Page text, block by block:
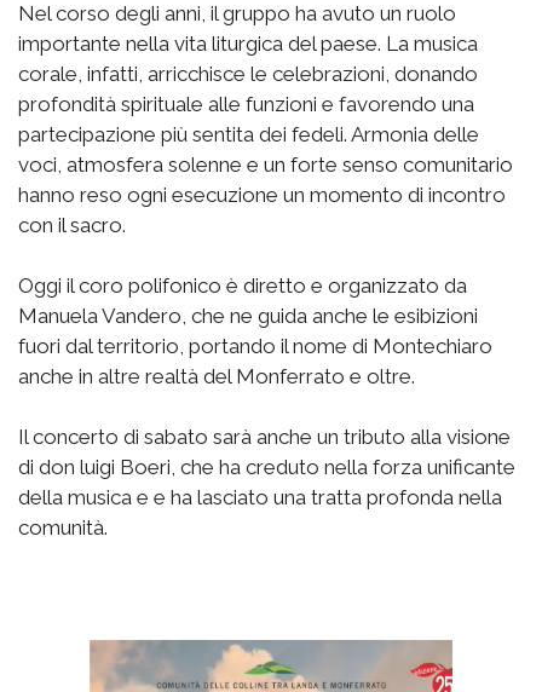
Nel corso degli anni, il gruppo ha avuto un ruolo
importante nella vita liturgica del paese. La musica
corale, infatti, arricchisce le celebrazioni, donando
profondità spirituale alle funzioni e favorendo una
partecipazione più sentita dei fedeli. Armonia delle
voci, atmosfera solenne e un forte senso comunitario
hanno reso ogni esecuzione un momento di incontro
con il sacro.
Oggi il coro polifonico è diretto e organizzato da
Manuela Vandero, che ne guida anche le esibizioni
fuori dal territorio, portando il nome di Montechiaro
anche in altre realtà del Monferrato e oltre.
Il concerto di sabato sarà anche un tributo alla visione
di don luigi Boeri, che ha creduto nella forza unificante
della musica e e ha lasciato una tratta profonda nella
comunità.